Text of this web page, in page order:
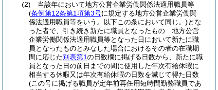
(2)
当該年において地方公営企業労働関係法適用職員等
(条例第12条第1項第3号に規定する地方公営企業労働関
係法適用職員等をいう。以下この条において同じ。)とな
った者で、引き続き新たに職員となったもの 地方公営
企業労働関係法適用職員等となった日において新たに職
員となったものとみなした場合におけるその者の在職期
間に応じた別表第1の日数欄に掲げる日数から、新たに職
員となった日の前日までの間に使用した年次有給休暇に
相当する休暇又は年次有給休暇の日数を減じて得た日数
(この号に掲げる職員が定年前再任用短時間勤務職員であ